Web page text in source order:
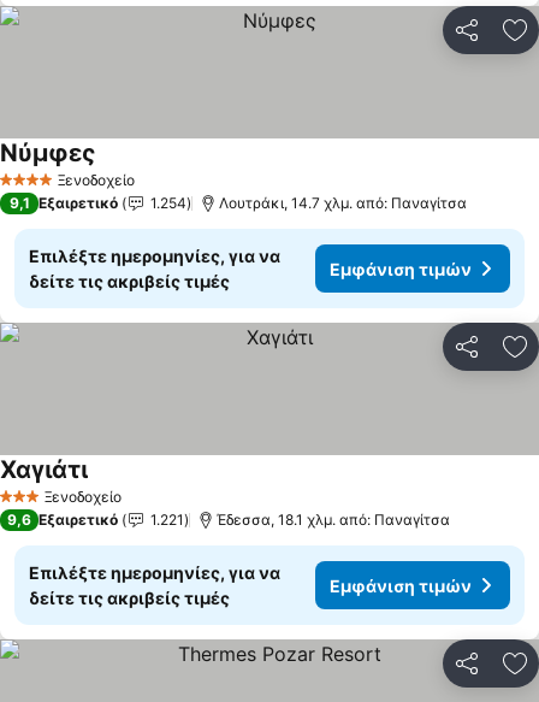
4 ΑστέριαΞενοδοχείο
Νύμφες
9,1 Εξαιρετικό 1.254 Λουτράκι, 14.7 χλμ. από: Παναγίτσα
Επιλέξτε ημερομηνίες, για να
δείτε τις ακριβείς τιμές
Εμφάνιση τιμών
3 ΑστέριαΞενοδοχείο
Χαγιάτι
9,6 Εξαιρετικό 1.221 Έδεσσα, 18.1 χλμ. από: Παναγίτσα
Επιλέξτε ημερομηνίες, για να
δείτε τις ακριβείς τιμές
Εμφάνιση τιμών